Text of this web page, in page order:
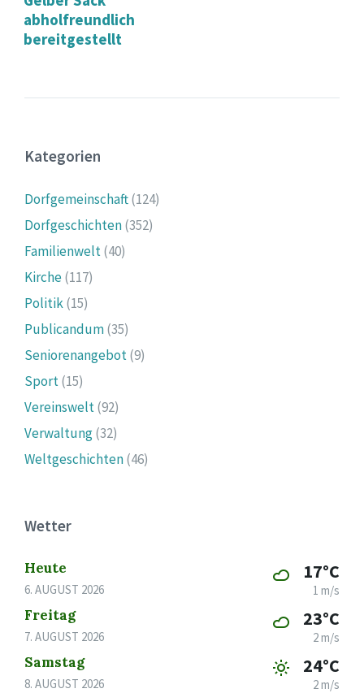
abholfreundlich
bereitgestellt
Kategorien
Dorfgemeinschaft(124)
Dorfgeschichten(352)
Familienwelt(40)
Kirche(117)
Politik(15)
Publicandum(35)
Seniorenangebot(9)
Sport(15)
Vereinswelt(92)
Verwaltung(32)
Weltgeschichten(46)
Wetter
Heute
6. AUGUST 2026
17°C
1 m/s
Freitag
7. AUGUST 2026
23°C
2 m/s
Samstag
8. AUGUST 2026
24°C
2 m/s